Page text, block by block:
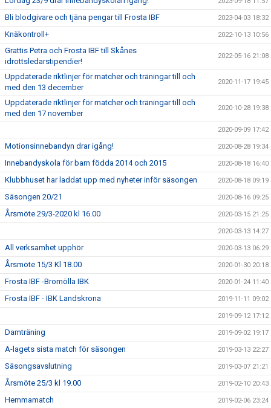
Bli blodgivare och tjäna pengar till Frosta IBF 2023-04-03 18:32
Knäkontroll+ 2022-10-13 10:56
Grattis Petra och Frosta IBF till Skånes
idrottsledarstipendier!
2022-05-16 21:08
Uppdaterade riktlinjer för matcher och träningar till och
med den 13 december
2020-11-17 19:45
Uppdaterade riktlinjer för matcher och träningar till och
med den 17 november
2020-10-28 19:38
2020-09-09 17:42
Motionsinnebandyn drar igång! 2020-08-28 19:34
Innebandyskola för barn födda 2014 och 2015 2020-08-18 16:40
Klubbhuset har laddat upp med nyheter inför säsongen 2020-08-18 09:19
Säsongen 20/21 2020-08-16 09:25
Årsmöte 29/3-2020 kl 16.00 2020-03-15 21:25
2020-03-13 14:27
All verksamhet upphör 2020-03-13 06:29
Årsmöte 15/3 Kl 18.00 2020-01-30 20:18
Frosta IBF -Bromölla IBK 2020-01-24 11:40
Frosta IBF - IBK Landskrona 2019-11-11 09:02
2019-09-12 17:12
Damträning 2019-09-02 19:17
A-lagets sista match för säsongen 2019-03-13 22:27
Säsongsavslutning 2019-03-07 21:21
Årsmöte 25/3 kl 19.00 2019-02-10 20:43
Hemmamatch 2019-02-06 23:24